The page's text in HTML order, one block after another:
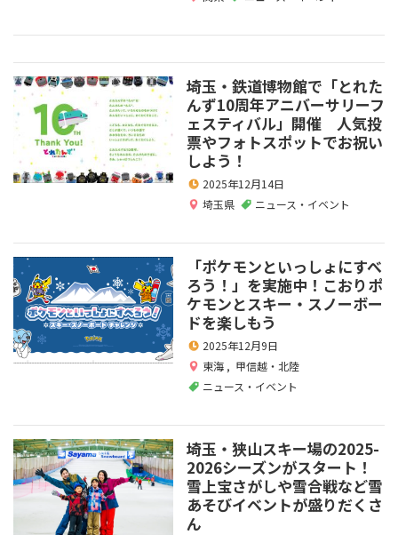
埼玉・鉄道博物館で「とれた
んず10周年アニバーサリーフ
ェスティバル」開催 人気投
票やフォトスポットでお祝い
しよう！
2025年12月14日
埼玉県
ニュース・イベント
「ポケモンといっしょにすべ
ろう！」を実施中！こおりポ
ケモンとスキー・スノーボー
ドを楽しもう
2025年12月9日
東海 , 甲信越・北陸
ニュース・イベント
埼玉・狭山スキー場の2025-
2026シーズンがスタート！
雪上宝さがしや雪合戦など雪
あそびイベントが盛りだくさ
ん